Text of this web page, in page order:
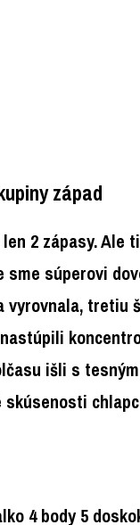
západ
2 zápasy.
súperovi
išli s
4 body 5